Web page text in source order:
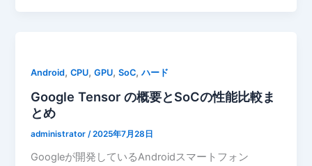
Android,CPU,GPU,SoC,ハード
Google Tensor の概要とSoCの性能比較ま
とめ
administrator/2025年7月28日
Googleが開発しているAndroidスマートフォン